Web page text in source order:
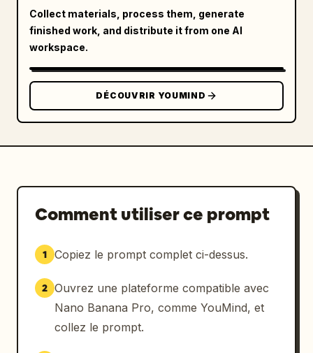
Collect materials, process them, generate
finished work, and distribute it from one AI
workspace.
DÉCOUVRIR YOUMIND
Comment utiliser ce prompt
1 Copiez le prompt complet ci-dessus.
2 Ouvrez une plateforme compatible avec
Nano Banana Pro, comme YouMind, et
collez le prompt.